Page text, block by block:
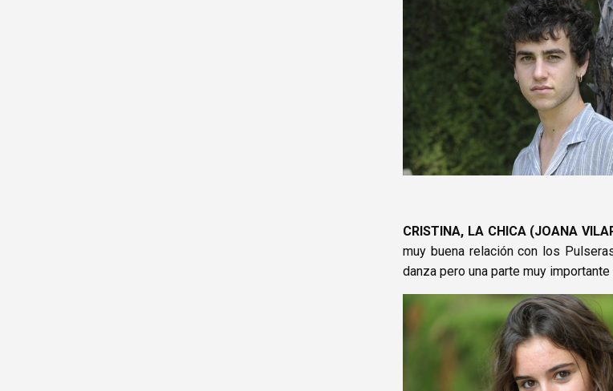
CRISTINA, LA CHICA (JOANA
muy buena relación con los
danza pero una parte muy